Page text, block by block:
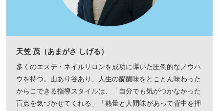
天笠 茂（あまがさ しげる）
多くのエステ・ネイルサロンを成功に導いた圧倒的なノウハ
ウを持つ。山あり谷あり、人生の醍醐味をとことん味わった
からこできる指導スタイルは、「自分でも気がつかなかった
盲点を気づかせてくれる」「熱量と人間味があって背中を押